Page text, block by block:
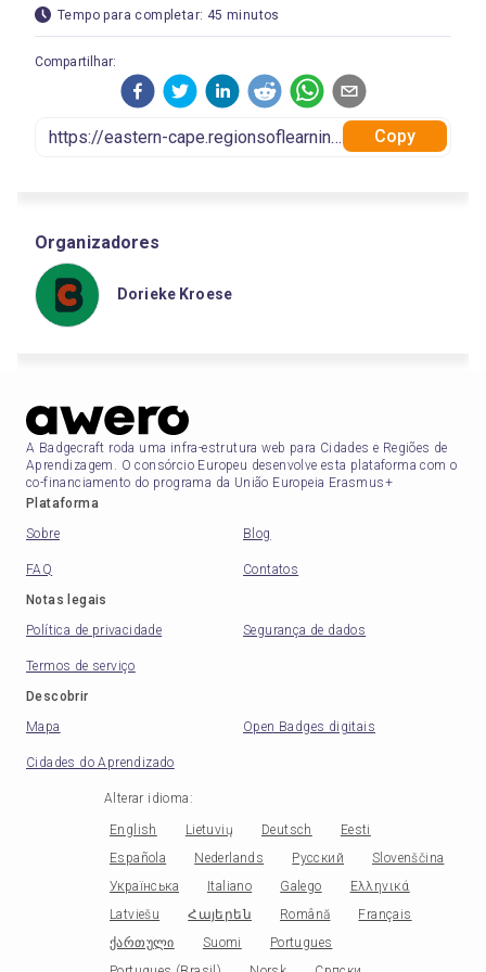
Tempo para completar: 45 minutos
Compartilhar:
Copy
Organizadores
Dorieke Kroese
A Badgecraft roda uma infra-estrutura web para Cidades e Regiões de
Aprendizagem. O consórcio Europeu desenvolve esta plataforma com o
co-financiamento do programa da União Europeia Erasmus+
Plataforma
Sobre
Blog
FAQ
Contatos
Notas legais
Política de privacidade
Segurança de dados
Termos de serviço
Descobrir
Mapa
Open Badges digitais
Cidades do Aprendizado
Alterar idioma :
English Lietuvių Deutsch
Eesti
Española
Nederlands Русский
Slovenščina
Українська
Italiano Galego
Ελληνικά
Latviešu
Հայերեն Română
Français
ქართული
Suomi
Portugues